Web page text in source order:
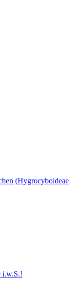
(Hygrocyboideae
i.w.S.!